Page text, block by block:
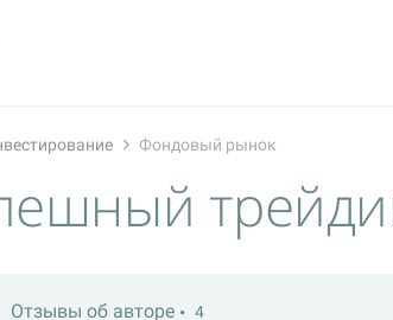
Фондовый рынок
Отзывы об авторе 4